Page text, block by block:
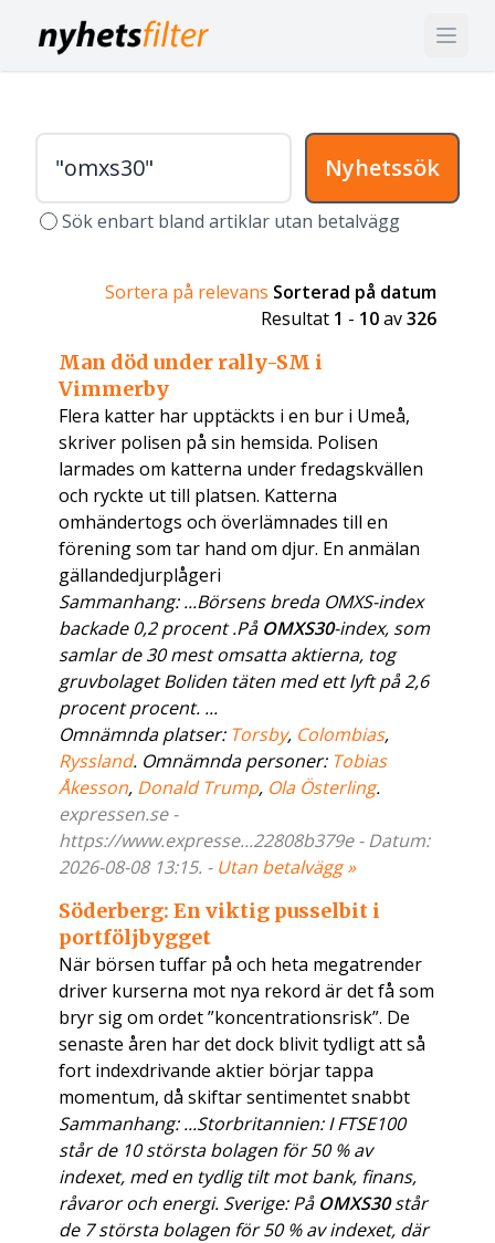
Nyhetssök
Sök enbart bland artiklar utan betalvägg
Sortera på relevans Sorterad på datum
Resultat 1 - 10av326
Man död under rally-SM i
Vimmerby
Flera katter har upptäckts i en bur i Umeå,
skriver polisen på sin hemsida. Polisen
larmades om katterna under fredagskvällen
och ryckte ut till platsen. Katterna
omhändertogs och överlämnades till en
förening som tar hand om djur. En anmälan
gällandedjurplågeri
Sammanhang: ...Börsens breda OMXS-index
backade 0,2 procent .På OMXS30-index, som
samlar de 30 mest omsatta aktierna, tog
gruvbolaget Boliden täten med ett lyft på 2,6
procent procent. ...
Omnämnda platser: Torsby, Colombias,
Ryssland. Omnämnda personer: Tobias
Åkesson, Donald Trump, Ola Österling.
expressen.se -
https://www.expresse...22808b379e - Datum:
2026-08-08 13:15. - Utan betalvägg »
Söderberg: En viktig pusselbit i
portföljbygget
När börsen tuffar på och heta megatrender
driver kurserna mot nya rekord är det få som
bryr sig om ordet ”koncentrationsrisk”. De
senaste åren har det dock blivit tydligt att så
fort indexdrivande aktier börjar tappa
momentum, då skiftar sentimentet snabbt
Sammanhang: ...Storbritannien: I FTSE100
står de 10 största bolagen för 50 % av
indexet, med en tydlig tilt mot bank, finans,
råvaror och energi. Sverige: På OMXS30står
de 7 största bolagen för 50 % av indexet, där